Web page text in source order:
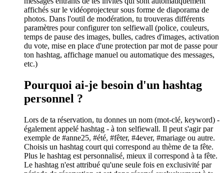
affichés sur le vidéoprojecteur sous forme de diaporama de
photos. Dans l'outil de modération, tu trouveras différents
paramètres pour configurer ton selfiewall (police, couleurs,
temps de pause des images, bulles, cadres d'images, activation
du vote, mise en place d'une protection par mot de passe pour
ton hashtag, affichage manuel ou automatique des messages,
etc.)
Pourquoi ai-je besoin d'un hashtag
personnel ?
Lors de ta réservation, tu donnes un nom (mot-clé, keyword) -
également appelé hashtag - à ton selfiewall. Il peut s'agir par
exemple de #anne25, #été, #fêter, #4ever, #mariage ou autre.
Choisis un hashtag court qui correspond au thème de ta fête.
Plus le hashtag est personnalisé, mieux il correspond à ta fête.
Le hashtag n'est attribué qu'une seule fois en exclusivité par